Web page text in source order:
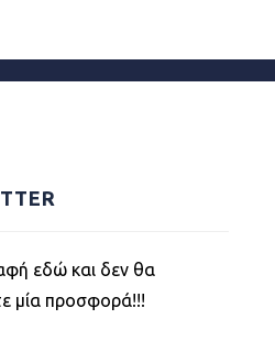
εδώ και δεν θα
μία προσφορά!!!